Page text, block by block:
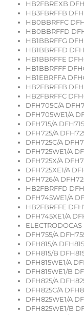
HB2FBREXB
HB3FBRFFB
HB0BBRFFC
HB0BBRFFD
HB1BBRFFG
HB1BBRFFD
HB1BBRFFE
HB1BBRFFF
HB1EBRFFA
HB2FBRFFB
HB2FBRFFC
DFH705C/A
DFH705WE1/A
DFH715/A
DFH725/A
DFH725C/A
DFH725WE1/A
DFH725X/A
DFH725XE1/A
DFH726/A
HB2FBRFFD
DFH745WE1/A
HB2FBRFFE
DFH745XE1/A
DFH755/A
DFH815/A
DFH815/B
DFH815WE1/A
DFH815WE1/B
DFH825/A
DFH825C/A
DFH825WE1/A
DFH825WE1/B